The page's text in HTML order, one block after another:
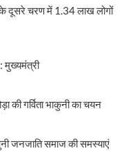
दूसरे चरण में 1.34 लाख लोगों
मुख्यमंत्री
की गर्विता भाकुनी का चयन
जनजाति समाज की समस्याएं